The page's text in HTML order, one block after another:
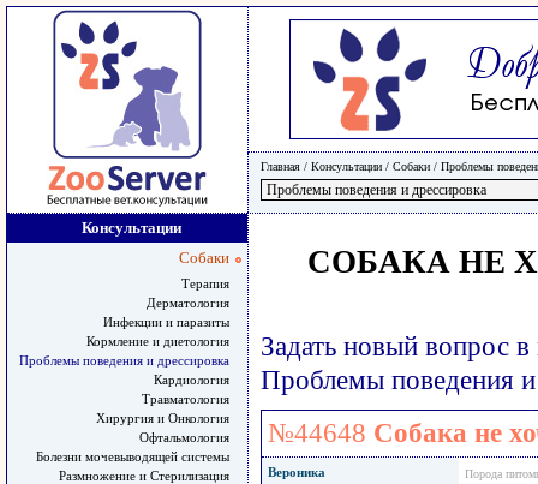
Главная / Консультации / Собаки / Проблемы
Консультации
Собаки
Терапия
Дерматология
Инфекции и паразиты
Кормление и диетология
Проблемы поведения и дрессировка
Кардиология
Травматология
Хирургия и Онкология
Офтальмология
Болезни мочевыводящей системы
Размножение и Стерилизация
СОБАКА НЕ
Задать новый вопрос
Проблемы поведения и
№44648 Собака не
Вероника
Порода